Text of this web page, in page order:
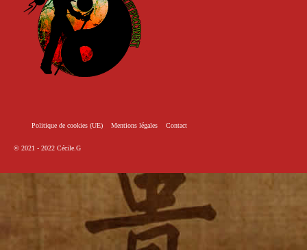
Politique de cookies (UE) Mentions légales Contact
© 2021 - 2022 Cécile.G